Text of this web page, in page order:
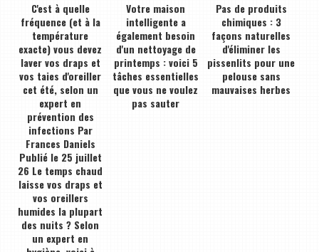
C'est à quelle
fréquence (et à la
température
exacte) vous devez
laver vos draps et
vos taies d'oreiller
cet été, selon un
expert en
prévention des
infections Par
Frances Daniels
Publié le 25 juillet
26 Le temps chaud
laisse vos draps et
vos oreillers
humides la plupart
des nuits ? Selon
un expert en
Votre maison
intelligente a
également besoin
d'un nettoyage de
printemps : voici 5
tâches essentielles
que vous ne voulez
pas sauter
Pas de produits
chimiques : 3
façons naturelles
d'éliminer les
pissenlits pour une
pelouse sans
mauvaises herbes